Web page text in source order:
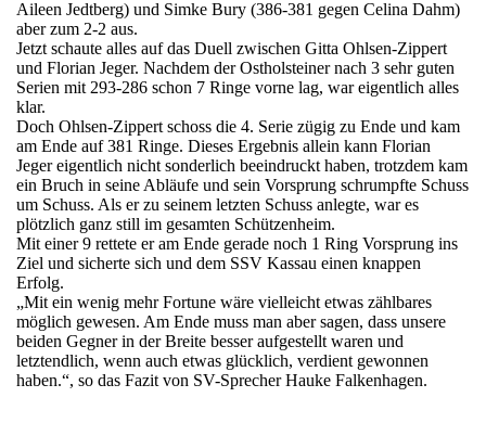
Aileen Jedtberg) und Simke Bury (386-381 gegen Celina Dahm)
aber zum 2-2 aus.
Jetzt schaute alles auf das Duell zwischen Gitta Ohlsen-Zippert
und Florian Jeger. Nachdem der Ostholsteiner nach 3 sehr guten
Serien mit 293-286 schon 7 Ringe vorne lag, war eigentlich alles
klar.
Doch Ohlsen-Zippert schoss die 4. Serie zügig zu Ende und kam
am Ende auf 381 Ringe. Dieses Ergebnis allein kann Florian
Jeger eigentlich nicht sonderlich beeindruckt haben, trotzdem kam
ein Bruch in seine Abläufe und sein Vorsprung schrumpfte Schuss
um Schuss. Als er zu seinem letzten Schuss anlegte, war es
plötzlich ganz still im gesamten Schützenheim.
Mit einer 9 rettete er am Ende gerade noch 1 Ring Vorsprung ins
Ziel und sicherte sich und dem SSV Kassau einen knappen
Erfolg.
„Mit ein wenig mehr Fortune wäre vielleicht etwas zählbares
möglich gewesen. Am Ende muss man aber sagen, dass unsere
beiden Gegner in der Breite besser aufgestellt waren und
letztendlich, wenn auch etwas glücklich, verdient gewonnen
haben.“, so das Fazit von SV-Sprecher Hauke Falkenhagen.